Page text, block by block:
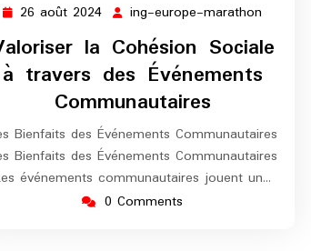
26 août 2024 26
août
2024
ing-europe-marathon
europe-
marathon
la Cohésion Sociale
à travers des Événements
Communautaires
Bienfaits des Événements Communautaires
Bienfaits des Événements Communautaires
événements communautaires jouent un…
0 Comments